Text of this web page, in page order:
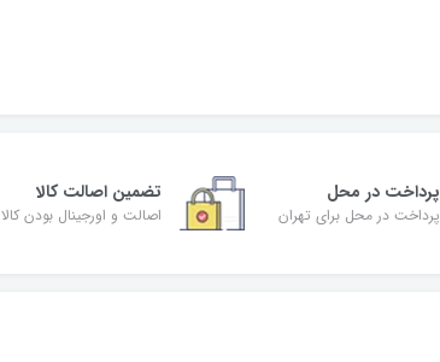
پرداخت در محل
پرداخت در محل برای تهران
تضمین اصالت کالا
اصالت و اورجینال بودن کالا